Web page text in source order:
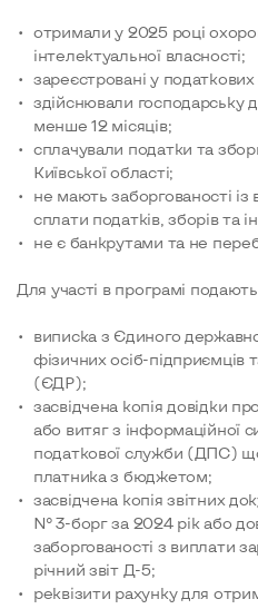
отримали у 2025 році
інтелектуальної власності;
зареєстровані у податкових
здійснювали господарську
менше 12 місяців;
сплачували податки та
Київської області;
не мають заборгованості із
сплати податків, зборів та
не є банкрутами та не
Для участі в програмі
виписка з Єдиного
фізичних осіб-
(ЄДР);
засвідчена копія довідки
або витяг з інформаційної
податкової служби (ДПС)
платника з бюджетом;
засвідчена копія звітних
№ 3-борг за 2024 рік або
заборгованості з виплати
річний звіт Д-5;
реквізити рахунку для